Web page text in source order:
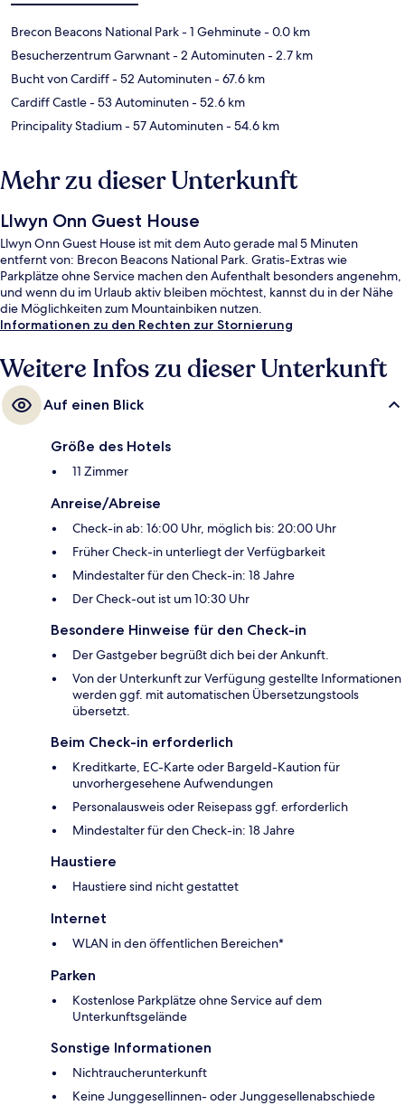
Brecon Beacons National Park- 1 Gehminute- 0.0 km
Besucherzentrum Garwnant- 2 Autominuten- 2.7 km
Bucht von Cardiff- 52 Autominuten- 67.6 km
Cardiff Castle- 53 Autominuten- 52.6 km
Principality Stadium- 57 Autominuten- 54.6 km
Mehr zu dieser Unterkunft
Llwyn Onn Guest House
Llwyn Onn Guest House ist mit dem Auto gerade mal 5 Minuten
entfernt von: Brecon Beacons National Park. Gratis-Extras wie
Parkplätze ohne Service machen den Aufenthalt besonders angenehm,
und wenn du im Urlaub aktiv bleiben möchtest, kannst du in der Nähe
die Möglichkeiten zum Mountainbiken nutzen.
Informationen zu den Rechten zur Stornierung
Weitere Infos zu dieser Unterkunft
Auf einen Blick
Größe des Hotels
11 Zimmer
Anreise/Abreise
Check-in ab: 16:00 Uhr, möglich bis: 20:00 Uhr
Früher Check-in unterliegt der Verfügbarkeit
Mindestalter für den Check-in: 18 Jahre
Der Check-out ist um 10:30 Uhr
Besondere Hinweise für den Check-in
Der Gastgeber begrüßt dich bei der Ankunft.
Von der Unterkunft zur Verfügung gestellte Informationen
werden ggf. mit automatischen Übersetzungstools
übersetzt.
Beim Check-in erforderlich
Kreditkarte, EC-Karte oder Bargeld-Kaution für
unvorhergesehene Aufwendungen
Personalausweis oder Reisepass ggf. erforderlich
Mindestalter für den Check-in: 18 Jahre
Haustiere
Haustiere sind nicht gestattet
Internet
WLAN in den öffentlichen Bereichen*
Parken
Kostenlose Parkplätze ohne Service auf dem
Unterkunftsgelände
Sonstige Informationen
Nichtraucherunterkunft
Keine Junggesellinnen- oder Junggesellenabschiede